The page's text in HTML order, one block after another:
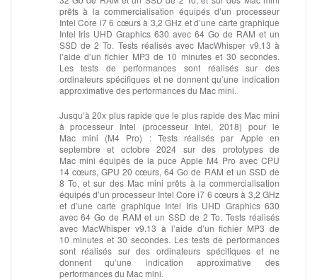
prêts à la commercialisation équipés d’un processeur
Intel Core i7 6 cœurs à 3,2 GHz et d’une carte graphique
Intel Iris UHD Graphics 630 avec 64 Go de RAM et un
SSD de 2 To. Tests réalisés avec MacWhisper v9.13 à
l’aide d’un fichier MP3 de 10 minutes et 30 secondes.
Les tests de performances sont réalisés sur des
ordinateurs spécifiques et ne donnent qu’une indication
approximative des performances du Mac mini.
Jusqu’à 20x plus rapide que le plus rapide des Mac mini
à processeur Intel (processeur Intel, 2018) pour le
Mac mini (M4 Pro) :Tests réalisés par Apple en
septembre et octobre 2024 sur des prototypes de
Mac mini équipés de la puce Apple M4 Pro avec CPU
14 cœurs, GPU 20 cœurs, 64 Go de RAM et un SSD de
8 To, et sur des Mac mini prêts à la commercialisation
équipés d’un processeur Intel Core i7 6 cœurs à 3,2 GHz
et d’une carte graphique Intel Iris UHD Graphics 630
avec 64 Go de RAM et un SSD de 2 To. Tests réalisés
avec MacWhisper v9.13 à l’aide d’un fichier MP3 de
10 minutes et 30 secondes. Les tests de performances
sont réalisés sur des ordinateurs spécifiques et ne
donnent qu’une indication approximative des
performances du Mac mini.